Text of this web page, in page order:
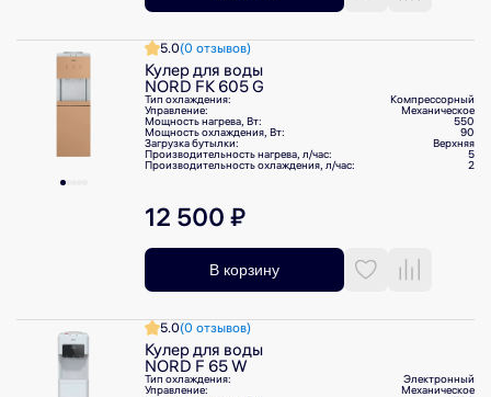
5.0(0 отзывов)
Кулер для воды
NORD FK 605 G
Тип охлаждения: Компрессорный
Управление: Механическое
Мощность нагрева, Вт: 550
Мощность охлаждения, Вт: 90
Загрузка бутылки: Верхняя
Производительность нагрева, л/⁠час: 5
Производительность охлаждения, л/⁠час: 2
12 500 ₽
В корзину
5.0(0 отзывов)
Кулер для воды
NORD F 65 W
Тип охлаждения: Электронный
Управление: Механическое